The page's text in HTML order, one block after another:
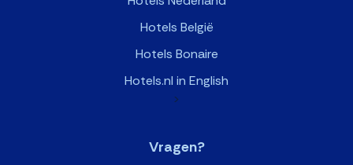
Hotels België
Hotels Bonaire
Hotels.nl in English
>
Vragen?